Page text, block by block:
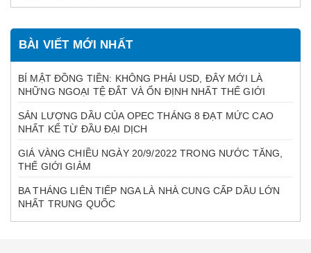
BÀI VIẾT MỚI NHẤT
BÍ MẬT ĐỒNG TIỀN: KHÔNG PHẢI USD, ĐÂY MỚI LÀ
NHỮNG NGOẠI TỆ ĐẮT VÀ ỔN ĐỊNH NHẤT THẾ GIỚI
SẢN LƯỢNG DẦU CỦA OPEC THÁNG 8 ĐẠT MỨC CAO
NHẤT KỂ TỪ ĐẦU ĐẠI DỊCH
GIÁ VÀNG CHIỀU NGÀY 20/9/2022 TRONG NƯỚC TĂNG,
THẾ GIỚI GIẢM
BA THÁNG LIÊN TIẾP NGA LÀ NHÀ CUNG CẤP DẦU LỚN
NHẤT TRUNG QUỐC